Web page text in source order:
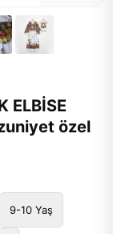
ELBİSE
özel
9-10 Yaş